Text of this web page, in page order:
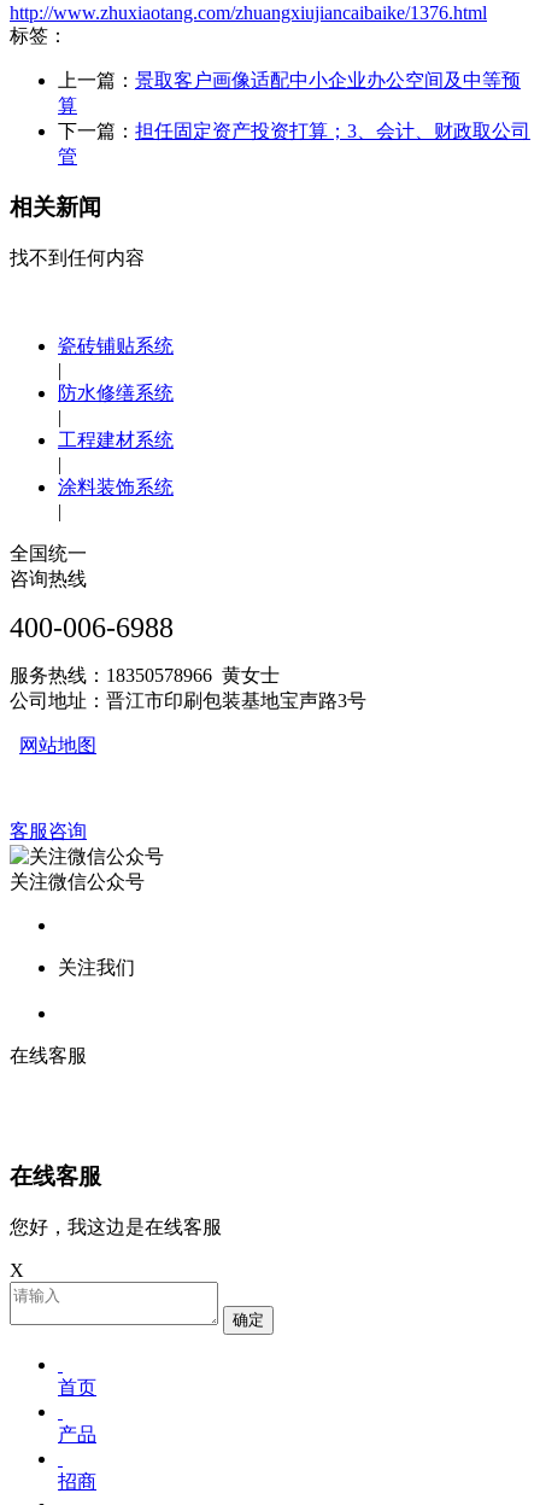
http://www.zhuxiaotang.com/zhuangxiujiancaibaike/1376.html
标签：
上一篇： 景取客户画像适配中小企业办公空间及中等预
算
下一篇： 担任固定资产投资打算；3、会计、财政取公司
管
相关新闻
找不到任何内容
瓷砖铺贴系统
|
防水修缮系统
|
工程建材系统
|
涂料装饰系统
|
全国统一
咨询热线
400-006-6988
服务热线：18350578966 黄女士
公司地址：晋江市印刷包装基地宝声路3号
网站地图
客服咨询
关注微信公众号
关注我们
在线客服
在线客服
您好，我这边是在线客服
X
确定
首页
产品
招商